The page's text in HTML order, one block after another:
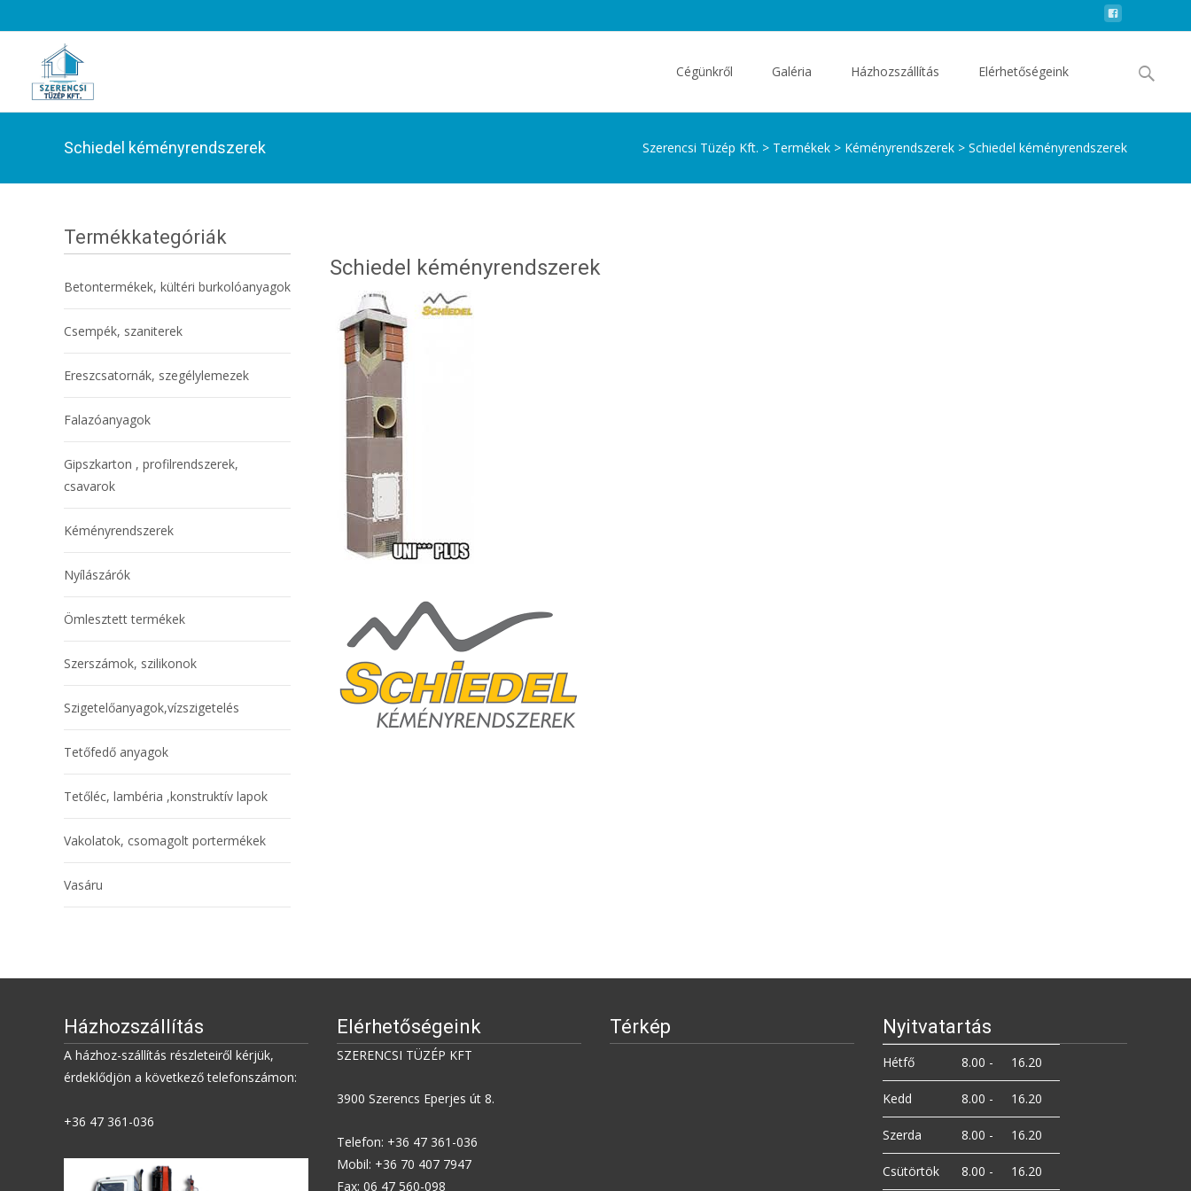
Cégünkről Galéria Házhozszállítás Elérhetőségeink
Search
Schiedel kéményrendszerek Szerencsi Tüzép Kft. > Termékek > Kéményrendszerek > Schiedel kéményrendszerek
Schiedel kéményrendszerek
Termékkategóriák
Betontermékek, kültéri burkolóanyagok
Csempék, szaniterek
Ereszcsatornák, szegélylemezek
Falazóanyagok
Gipszkarton , profilrendszerek,
csavarok
Kéményrendszerek
Nyílászárók
Ömlesztett termékek
Szerszámok, szilikonok
Szigetelőanyagok,vízszigetelés
Tetőfedő anyagok
Tetőléc, lambéria ,konstruktív lapok
Vakolatok, csomagolt portermékek
Vasáru
Házhozszállítás
A házhoz-szállítás részleteiről kérjük,
érdeklődjön a következő telefonszámon:
+36 47 361-036
Elérhetőségeink
SZERENCSI TÜZÉP KFT
3900 Szerencs Eperjes út 8.
Telefon: +36 47 361-036
Mobil: +36 70 407 7947
Fax: 06 47 560-098
Térkép Nyitvatartás
Hétfő 8.00 - 16.20
Kedd 8.00 - 16.20
Szerda 8.00 - 16.20
Csütörtök 8.00 - 16.20